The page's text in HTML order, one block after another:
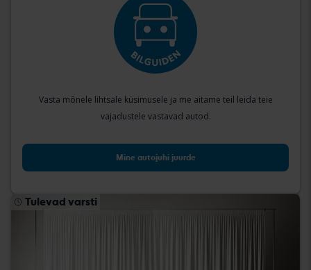
Vasta mõnele lihtsale küsimusele ja me aitame teil leida teie
vajadustele vastavad autod.
Mine autojuhi juurde
Tulevad varsti